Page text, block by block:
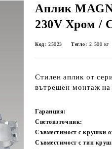
Аплик
230V Хром /
Код: 25023 Тегло: 2.500 кг
Стилен аплик от
вътрешен монтаж на
Гаранция:
Светоизточник:
Съвместимост с крушки
Съвместимост с тип